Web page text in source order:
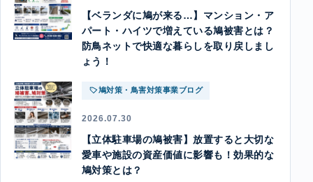
【ベランダに鳩が来る…】マンション・ア
パート・ハイツで増えている鳩被害とは？
防鳥ネットで快適な暮らしを取り戻しまし
ょう！
鳩対策・鳥害対策事業ブログ
2026.07.30
【立体駐車場の鳩被害】放置すると大切な
愛車や施設の資産価値に影響も！効果的な
鳩対策とは？